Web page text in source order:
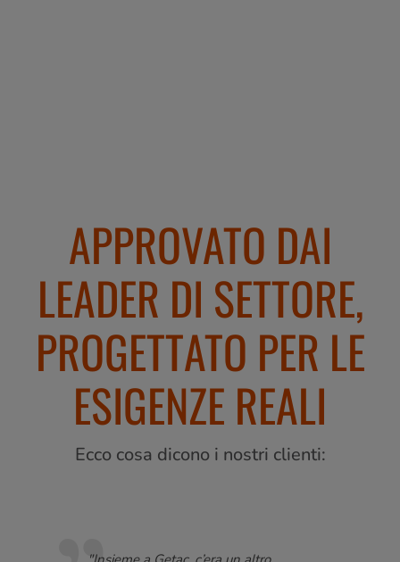
APPROVATO DAI
LEADER DI SETTORE,
PROGETTATO PER LE
ESIGENZE REALI
Ecco cosa dicono i nostri clienti: